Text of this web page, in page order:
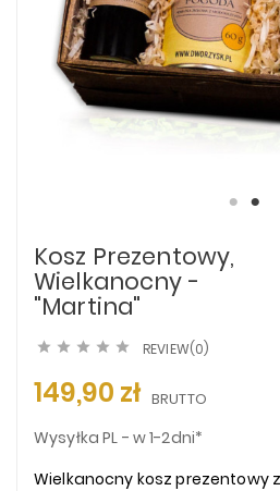
Kosz Prezentowy,
Wielkanocny -
"Martina"
     REVIEW(0)
149,90 zł BRUTTO
Wysyłka PL - w 1-2dni*
Wielkanocny kosz prezentowy